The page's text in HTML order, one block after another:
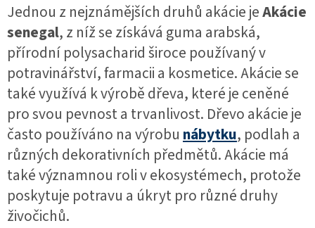
Jednou z nejznámějších druhů akácie jeAkácie
senegal, z níž se získává guma arabská,
přírodní polysacharid široce používaný v
potravinářství, farmacii a kosmetice. Akácie se
také využívá k výrobě dřeva, které je ceněné
pro svou pevnost a trvanlivost. Dřevo akácie je
často používáno na výrobu nábytku, podlah a
různých dekorativních předmětů. Akácie má
také významnou roli v ekosystémech, protože
poskytuje potravu a úkryt pro různé druhy
živočichů.